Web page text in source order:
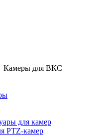
Камеры для ВКС
для камер
PTZ-камер